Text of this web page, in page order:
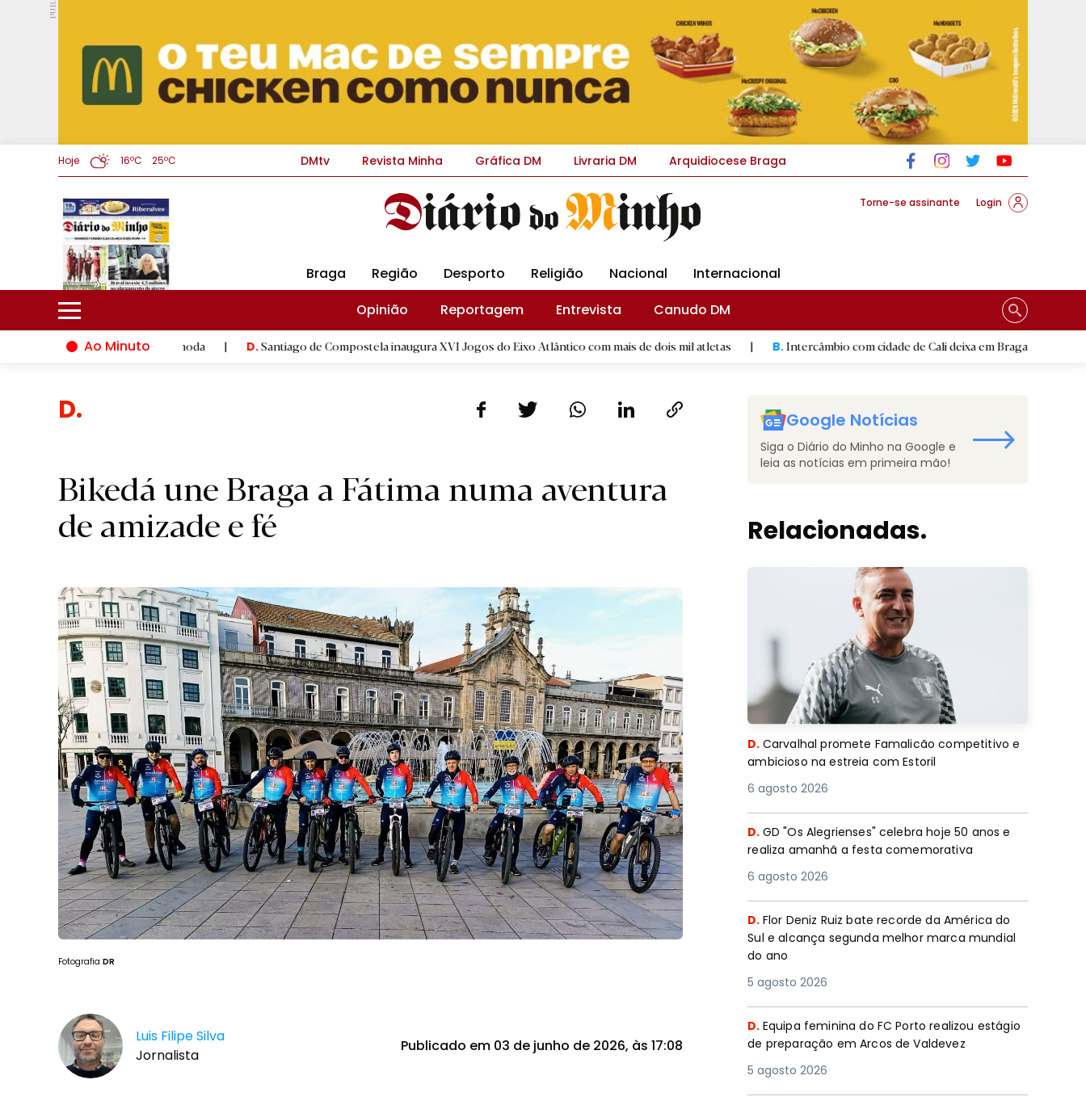
PUB.
Hoje 16ºC 25ºC DMtv Revista Minha Gráfica DM Livraria DM Arquidiocese Braga
Torne-se assinante Login
Braga Região Desporto Religião Nacional
Internacional
Opinião
Reportagem Entrevista
Canudo DM
Ao Minuto
do mundo da moda D.Santiago de Compostela inaugura XVI Jogos do Eixo Atlântico com mais de dois mil atletas | B.Intercâmbio com cidade de Cali deixa em Braga mural artístico
Despo
Bikedá une Braga a Fátima numa aventura
de amizade e fé
Fotografia DR
Luis Filipe Silva
Jornalista
Publicado em 03 de junho de 2026, às 17:08
Google Notícias
Siga o Diário do Minho na Google e
leia as notícias em primeira mão!
Relacionadas.
D. Carvalhal promete Famalicão competitivo e
ambicioso na estreia com Estoril
6 agosto 2026
D. GD "Os Alegrienses" celebra hoje 50 anos e
realiza amanhã a festa comemorativa
6 agosto 2026
D. Flor Deniz Ruiz bate recorde da América do
Sul e alcança segunda melhor marca mundial
do ano
5 agosto 2026
D. Equipa feminina do FC Porto realizou estágio
de preparação em Arcos de Valdevez
5 agosto 2026